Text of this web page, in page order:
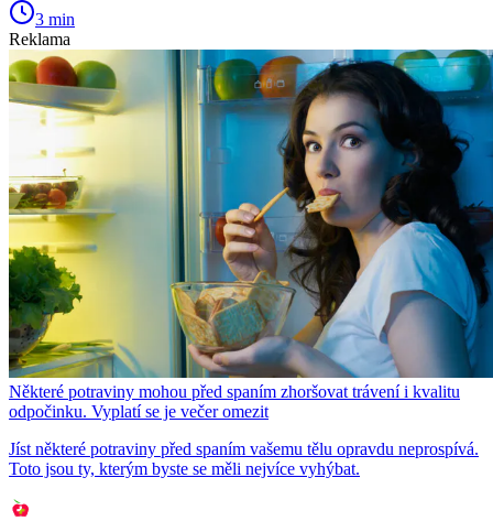
3 min
Reklama
Některé potraviny mohou před spaním zhoršovat trávení i kvalitu
odpočinku. Vyplatí se je večer omezit
Jíst některé potraviny před spaním vašemu tělu opravdu neprospívá.
Toto jsou ty, kterým byste se měli nejvíce vyhýbat.